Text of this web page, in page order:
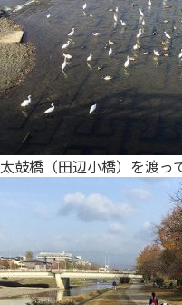
太鼓橋（田辺小橋）を渡っ